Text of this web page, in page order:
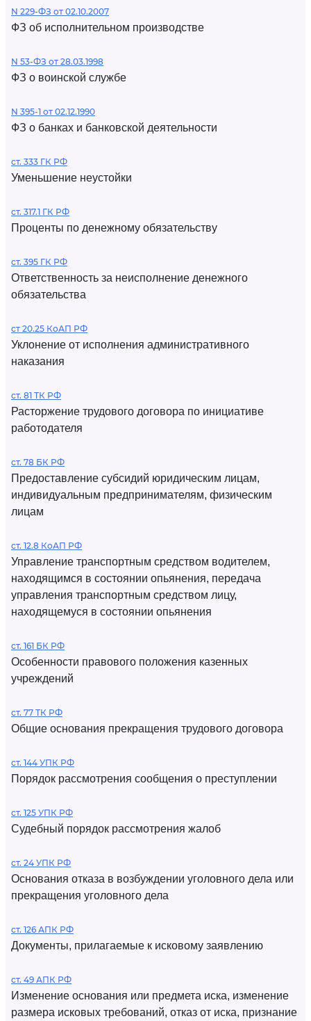
N 229-ФЗ от 02.10.2007
ФЗ об исполнительном производстве
N 53-ФЗ от 28.03.1998
ФЗ о воинской службе
N 395-1 от 02.12.1990
ФЗ о банках и банковской деятельности
ст. 333 ГК РФ
Уменьшение неустойки
ст. 317.1 ГК РФ
Проценты по денежному обязательству
ст. 395 ГК РФ
Ответственность за неисполнение денежного
обязательства
ст 20.25 КоАП РФ
Уклонение от исполнения административного
наказания
ст. 81 ТК РФ
Расторжение трудового договора по инициативе
работодателя
ст. 78 БК РФ
Предоставление субсидий юридическим лицам,
индивидуальным предпринимателям, физическим
лицам
ст. 12.8 КоАП РФ
Управление транспортным средством водителем,
находящимся в состоянии опьянения, передача
управления транспортным средством лицу,
находящемуся в состоянии опьянения
ст. 161 БК РФ
Особенности правового положения казенных
учреждений
ст. 77 ТК РФ
Общие основания прекращения трудового договора
ст. 144 УПК РФ
Порядок рассмотрения сообщения о преступлении
ст. 125 УПК РФ
Судебный порядок рассмотрения жалоб
ст. 24 УПК РФ
Основания отказа в возбуждении уголовного дела или
прекращения уголовного дела
ст. 126 АПК РФ
Документы, прилагаемые к исковому заявлению
ст. 49 АПК РФ
Изменение основания или предмета иска, изменение
размера исковых требований, отказ от иска, признание